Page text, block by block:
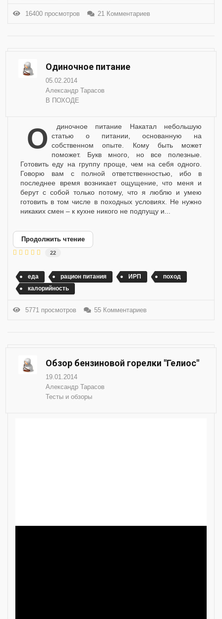
16400 просмотров 21 Комментариев
Одиночное питание
05.02.2014
Александр Тарасов
В ПОХОДЕ
Одиночное питание Накатал небольшую статью о питании, основанную на
собственном опыте. Кому быть может
поможет. Букв много, но все полезные.
Готовить еду на группу проще, чем на себя одного.
Говорю вам с полной ответственностью, ибо в
последнее время возникает ощущение, что меня и
берут с собой только потому, что я люблю и умею
готовить в том числе в походных условиях. Не нужно
никаких смен – к кухне никого не подпущу и...
Продолжить чтение
22
еда рацион питания ИРП
поход
калорийность
5771 просмотров 55 Комментариев
Обзор бензиновой горелки "Гелиос"
19.01.2014
Александр Тарасов
Тесты и обзоры